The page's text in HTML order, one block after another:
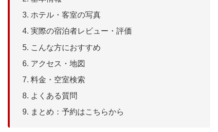
ホテル・客室の写真
実際の宿泊者レビュー・評価
こんな方におすすめ
アクセス・地図
料金・空室検索
よくある質問
まとめ：予約はこちらから